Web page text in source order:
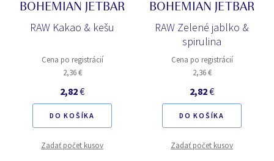
BOHEMIAN JETBAR
RAW Kakao & kešu
Cena po registrácií
2,36 €
2,82€
DO KOŠÍKA
Zadať počet kusov
BOHEMIAN JETBAR
RAW Zelené jablko &
spirulina
Cena po registrácií
2,36 €
2,82€
DO KOŠÍKA
Zadať počet kusov